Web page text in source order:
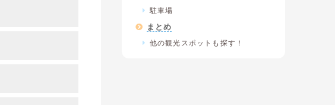
駐車場
まとめ
他の観光スポットも探す！